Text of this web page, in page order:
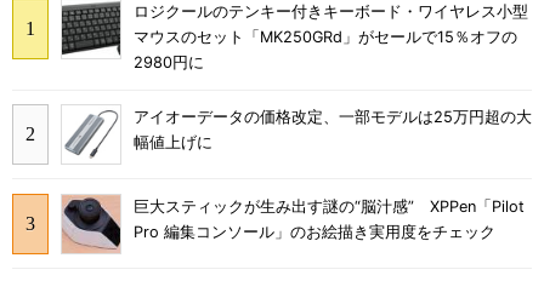
ロジクールのテンキー付きキーボード・ワイヤレス小型
マウスのセット「MK250GRd」がセールで15％オフの
2980円に
アイオーデータの価格改定、一部モデルは25万円超の大
幅値上げに
巨大スティックが生み出す謎の“脳汁感” XPPen「Pilot
Pro 編集コンソール」のお絵描き実用度をチェック